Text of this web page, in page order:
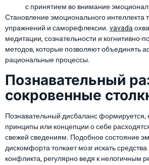
с принятием во внимание
Становление эмоционального интеллекта
упражнений и саморефлексии.vavada
медитации, сознательности и когнитивно-
методов, которые позволяют объединять
рациональные процессы.
Познавательный
сокровенные
Познавательный дисбаланс
принципы или концепции о себе
свежей сведениям. Подобное состояние
дискомфорта толкает мозг искать
конфликта, регулярно ведя к нелогичным